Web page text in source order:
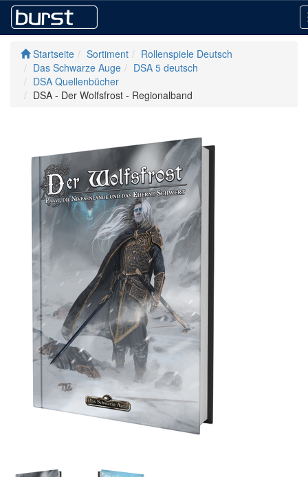
Startseite Sortiment
Rollenspiele Deutsch
Das Schwarze Auge
DSA 5 deutsch
DSA Quellenbücher
DSA - Der Wolfsfrost - Regionalband